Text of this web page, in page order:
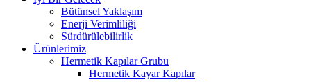
Bütünsel Yaklaşım
Enerji Verimliliği
Sürdürülebilirlik
Ürünlerimiz
Hermetik Kapılar Grubu
Hermetik Kayar Kapılar